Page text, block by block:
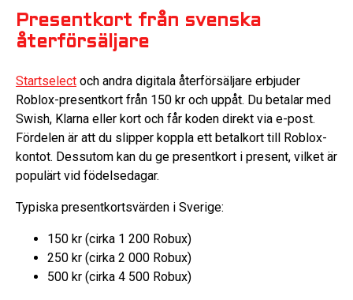
Presentkort från svenska
återförsäljare
Startselect och andra digitala återförsäljare erbjuder
Roblox-presentkort från 150 kr och uppåt. Du betalar med
Swish, Klarna eller kort och får koden direkt via e-post.
Fördelen är att du slipper koppla ett betalkort till Roblox-
kontot. Dessutom kan du ge presentkort i present, vilket är
populärt vid födelsedagar.
Typiska presentkortsvärden i Sverige:
150 kr (cirka 1 200 Robux)
250 kr (cirka 2 000 Robux)
500 kr (cirka 4 500 Robux)